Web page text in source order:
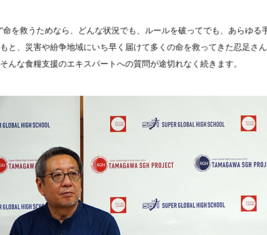
“命を救うためなら、どんな状況でも、ルールを破ってでも、あらゆ
もと、災害や紛争地域にいち早く届けて多くの命を救ってきた忍足さ
そんな食糧支援のエキスパートへの質問が途切れなく続きます。